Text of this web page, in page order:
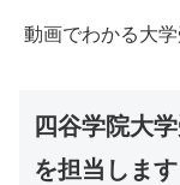
動画でわかる大
四谷学院大
を担当します